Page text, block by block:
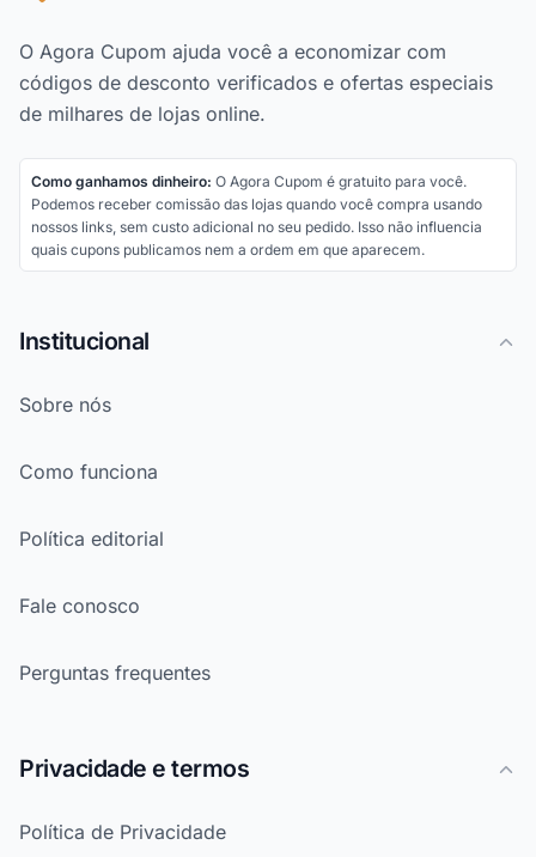
O Agora Cupom ajuda você a economizar com
códigos de desconto verificados e ofertas especiais
de milhares de lojas online.
Como ganhamos dinheiro: O Agora Cupom é gratuito para você.
Podemos receber comissão das lojas quando você compra usando
nossos links, sem custo adicional no seu pedido. Isso não influencia
quais cupons publicamos nem a ordem em que aparecem.
Institucional
Sobre nós
Como funciona
Política editorial
Fale conosco
Perguntas frequentes
Privacidade e termos
Política de Privacidade